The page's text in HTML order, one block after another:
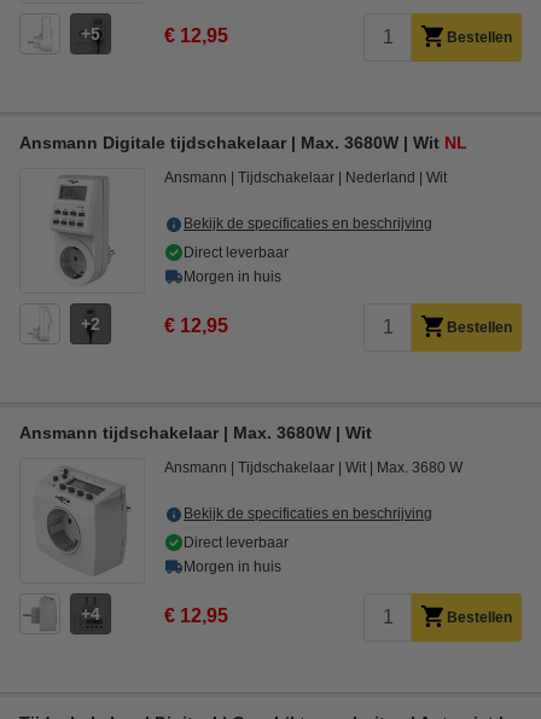
5 € 12,95 Bestellen
Ansmann Digitale tijdschakelaar | Max. 3680W | Wit NL
2
Ansmann Tijdschakelaar Nederland Wit
Bekijk de specificaties en beschrijving
Direct leverbaar
Morgen in huis
€ 12,95 Bestellen
Ansmann tijdschakelaar | Max. 3680W | Wit
4
Ansmann Tijdschakelaar Wit Max. 3680 W
Bekijk de specificaties en beschrijving
Direct leverbaar
Morgen in huis
€ 12,95 Bestellen